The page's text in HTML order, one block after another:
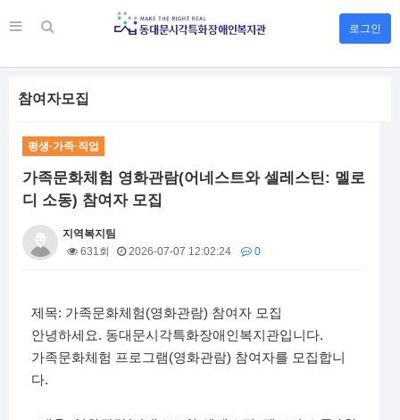
로그인
참여자모집
평생·가족·직업
가족문화체험 영화관람(어네스트와 셀레스틴: 멜로
디 소동) 참여자 모집
지역복지팀
631회
2026-07-07 12:02:24 0
제목: 가족문화체험(영화관람) 참여자 모집
안녕하세요. 동대문시각특화장애인복지관입니다.
가족문화체험 프로그램(영화관람) 참여자를 모집합니
다.